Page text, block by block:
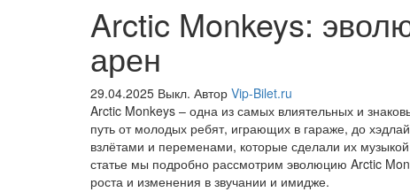
Arctic Monkeys:
арен
29.04.2025 Выкл. Автор Vip-Bilet.ru
Arctic Monkeys – одна из самых влиятельных и
путь от молодых ребят, играющих в гараже, до
взлётами и переменами, которые сделали их
статье мы подробно рассмотрим эволюцию Arctic
роста и изменения в звучании и имидже.